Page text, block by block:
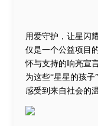
用爱守护，让星闪
仅是一个公益项目
怀与支持的响亮宣
为这些“星星的孩
感受到来自社会的